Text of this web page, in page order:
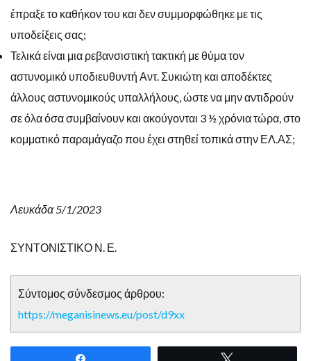
έπραξε το καθήκον του και δεν συμμορφώθηκε με τις
υποδείξεις σας;
Τελικά είναι μια ρεβανσιστική τακτική με θύμα τον
αστυνομικό υποδιευθυντή Αντ. Συκιώτη και αποδέκτες
άλλους αστυνομικούς υπαλλήλους, ώστε να μην αντιδρούν
σε όλα όσα συμβαίνουν και ακούγονται 3 ½ χρόνια τώρα, στο
κομματικό παραμάγαζο που έχει στηθεί τοπικά στην ΕΛ.ΑΣ;
Λευκάδα 5/1/2023
ΣΥΝΤΟΝΙΣΤΙΚΟ Ν. Ε.
Σύντομος σύνδεσμος άρθρου:
https://meganisinews.eu/post/d9xx